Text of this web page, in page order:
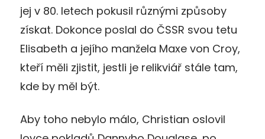
jej v 80. letech pokusil různými způsoby
získat. Dokonce poslal do ČSSR svou tetu
Elisabeth a jejího manžela Maxe von Croy,
kteří měli zjistit, jestli je relikviář stále tam,
kde by měl být.
Aby toho nebylo málo, Christian oslovil